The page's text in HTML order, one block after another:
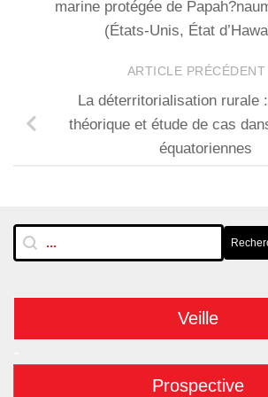
marine protégée de
(États-Unis, État
ARTICLE PRÉCÉDENT
La déterritorialisation rurale
théorique et étude de cas
équatoriennes
RechTextuelle-BarreLat
Rechercher
Veille
Prospective